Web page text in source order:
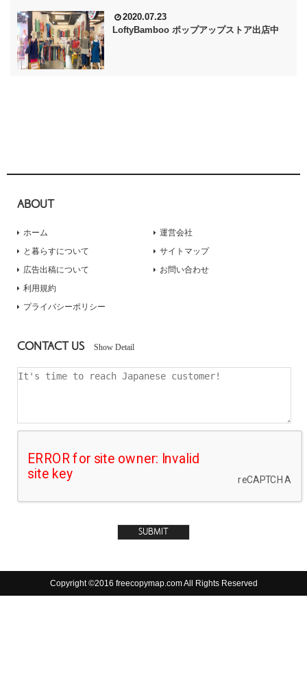
2020.07.23
LoftyBamboo ポップアップストア出店中
ABOUT
ホーム
と暮らすについて
広告出稿について
運営会社
サイトマップ
お問い合わせ
利用規約
プライバシーポリシー
CONTACT US Show Detail
Copyright ©2016 freecopymap.com All Rights Reserved